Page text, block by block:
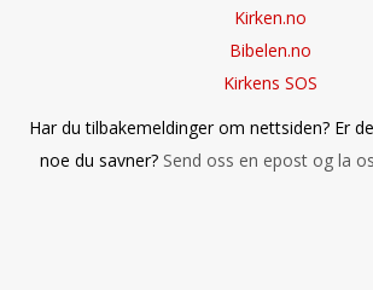
Kirken.no
Bibelen.no
Kirkens SOS
Har du tilbakemeldinger om nettsiden? Er
noe du savner? Send oss en epost og la